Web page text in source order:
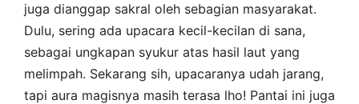
juga dianggap sakral oleh sebagian masyarakat.
Dulu, sering ada upacara kecil-kecilan di sana,
sebagai ungkapan syukur atas hasil laut yang
melimpah. Sekarang sih, upacaranya udah jarang,
tapi aura magisnya masih terasa lho! Pantai ini juga